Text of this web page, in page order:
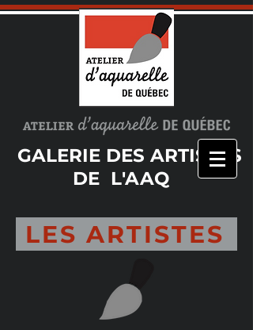
GALERIE DES ARTISTES
DE L'AAQ
LES ARTISTES